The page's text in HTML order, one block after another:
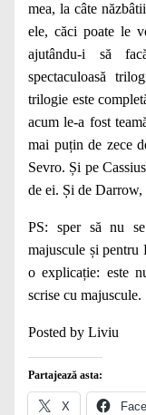
mea, la câte
ele, căci poate le
ajutându-i să
spectaculoasă
trilogie este
acum le-a fost
mai puțin de zece
Sevro. Și pe
de ei. Și de
PS: sper să nu
majuscule și
o explicație: este
scrise cu majuscule.
Posted by Liviu
Partajează asta:
X